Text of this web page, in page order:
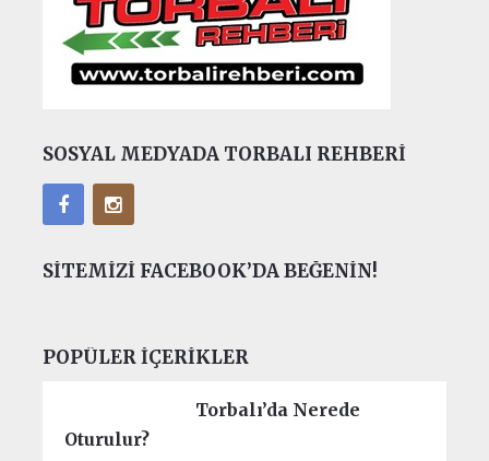
SOSYAL MEDYADA TORBALI REHBERI
SITEMIZI FACEBOOK’DA BEĞENIN!
POPÜLER İÇERIKLER
Torbalı’da Nerede
Oturulur?